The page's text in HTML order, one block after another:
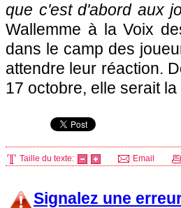
que c'est d'abord aux
Wallemme à la Voix
dans le camp des
attendre leur réaction.
17 octobre, elle serait
Taille du texte: Email
Signalez une